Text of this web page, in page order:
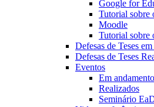
Google for
Tutorial sobre
Moodle
Tutorial sobre
Defesas de Teses
Defesas de Teses
Eventos
Em andamento
Realizados
Seminário